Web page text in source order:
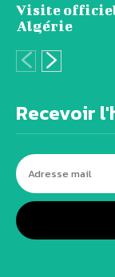
Visite
Algérie
Recevoir